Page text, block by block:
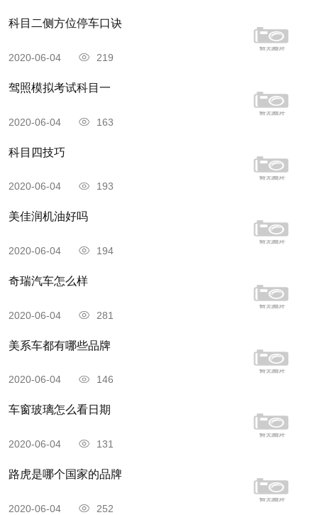
科目二侧方位停车口诀
2020-06-04 219
驾照模拟考试科目一
2020-06-04 163
科目四技巧
2020-06-04 193
美佳润机油好吗
2020-06-04 194
奇瑞汽车怎么样
2020-06-04 281
美系车都有哪些品牌
2020-06-04 146
车窗玻璃怎么看日期
2020-06-04 131
路虎是哪个国家的品牌
2020-06-04 252